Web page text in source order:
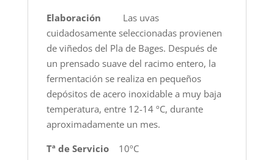
Elaboración Las uvas
cuidadosamente seleccionadas provienen
de viñedos del Pla de Bages. Después de
un prensado suave del racimo entero, la
fermentación se realiza en pequeños
depósitos de acero inoxidable a muy baja
temperatura, entre 12-14 ºC, durante
aproximadamente un mes.
Tª de Servicio10ºC